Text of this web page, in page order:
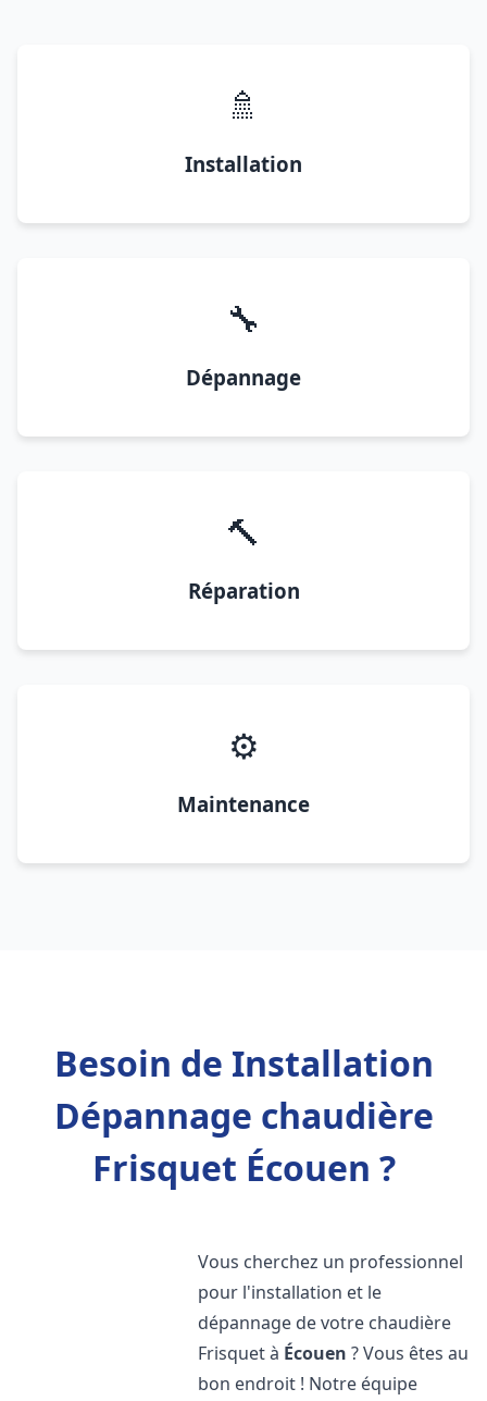
🚿
Installation
🔧
Dépannage
🔨
Réparation
⚙️
Maintenance
Besoin de Installation
Dépannage chaudière
Frisquet Écouen ?
Vous cherchez un professionnel
pour l'installation et le
dépannage de votre chaudière
Frisquet à Écouen ? Vous êtes au
bon endroit ! Notre équipe